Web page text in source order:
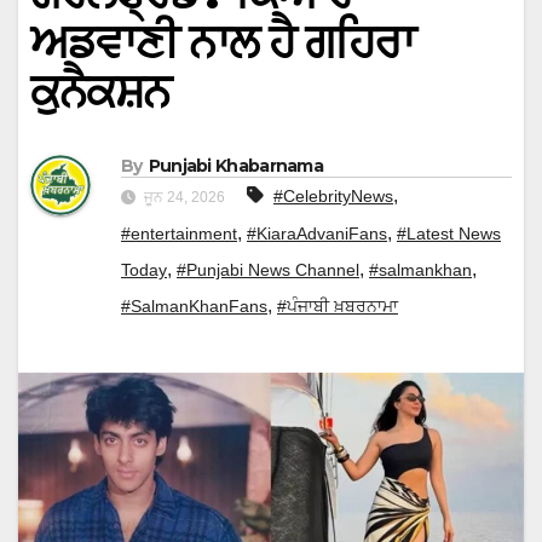
ਅਡਵਾਣੀ ਨਾਲ ਹੈ ਗਹਿਰਾ
ਕੁਨੈਕਸ਼ਨ
By Punjabi Khabarnama
ਜੂਨ 24, 2026 #CelebrityNews,
#entertainment, #KiaraAdvaniFans, #Latest News
Today, #Punjabi News Channel, #salmankhan,
#SalmanKhanFans, #ਪੰਜਾਬੀ ਖ਼ਬਰਨਾਮਾ